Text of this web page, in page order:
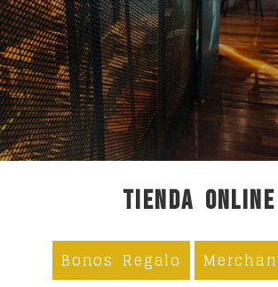
TIENDA ONLINE
Bonos Regalo